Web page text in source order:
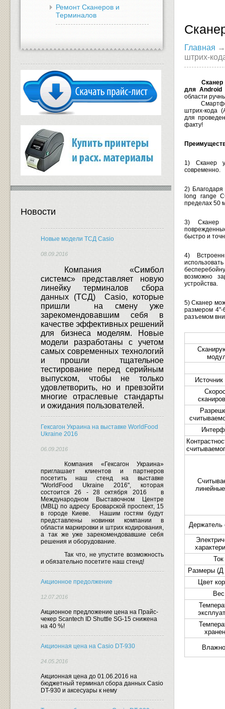
Ремонт Сканеров и
Терминалов
Новости
Новые модели ТСД Casio
08.09.2016
Компания «Симбол
системс» представляет новую
линейку терминалов сбора
данных (ТСД)
Casio, которые
пришли
на смену уже
зарекомендовавшим себя в
качестве эффективных решений
для бизнеса моделям.
Новые
модели разработаны с учетом
самых современных технологий
и прошли
тщательное
тестирование перед серийным
выпуском, чтобы не только
удовлетворить, но и превзойти
многие отраслевые стандарты
и ожидания пользователей.
Гексагон Украина на выставке WorldFood
Ukraine 2016
06.09.2016
Компания «Гексагон Украина»
приглашает клиентов и партнеров
посетить наш стенд на выставке
"WorldFood Ukraine 2016", которая
состоится 26 - 28 октября 2016
в
Международном Выставочном Центре
(МВЦ) по адресу Броварской проспект, 15
в городе Киеве.
Нашим гостям будут
представлены новинки компании в
области маркировки и штрих кодирования,
а так же уже зарекомендовавшие себя
решения и оборудование.
Так что, не упустите возможность
и обязательно посетите наш стенд!
Акционное предолжение
12.07.2016
Акционное предложение цена на Прайс-
чекер Scantech ID Shuttle SG-15 снижена
на 40 %!
Акционная цена на Casio DT-930
24.05.2016
Акционная цена до 01.06.2016 на
бюджетный терминал сбора данных Casio
DT-930 и аксесуары к нему
Главная
штрих-
Сканер
для Android
области
Смартфон,
штрих-кода
для
факту!
1) Сканер
современно.
2)
long range
пределах 50
3) Сканер
быстро и
4)
возможно
устройства.
5) Сканер
размером 4"-
разъемом
Источник
Держатель
Ток
Размеры(Д
Цвет
Вес